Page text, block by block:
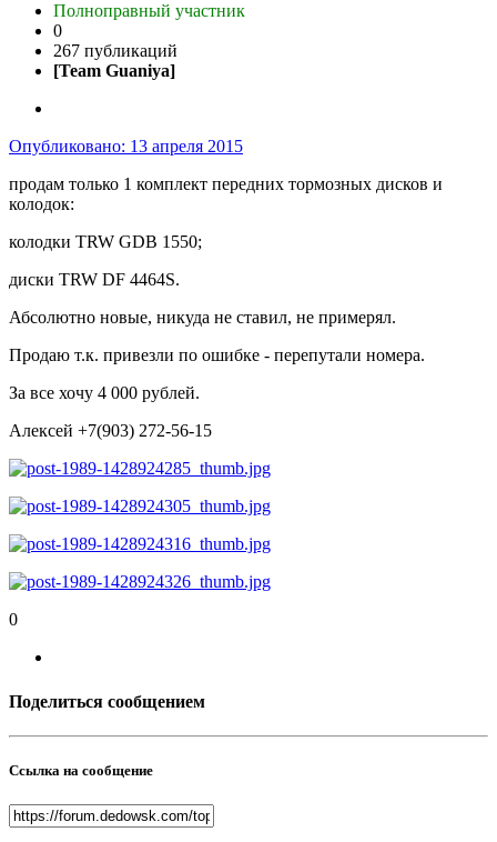
Полноправный участник
0
267 публикаций
[Team Guaniya]
Опубликовано: 13 апреля 2015
продам только 1 комплект передних тормозных дисков и
колодок:
колодки TRW GDB 1550;
диски TRW DF 4464S.
Абсолютно новые, никуда не ставил, не примерял.
Продаю т.к. привезли по ошибке - перепутали номера.
За все хочу 4 000 рублей.
Алексей +7(903) 272-56-15
0
Поделиться сообщением
Ссылка на сообщение